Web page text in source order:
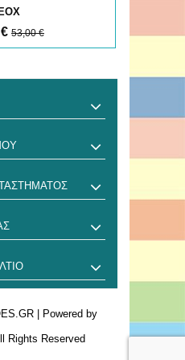
53,00 €
| Powered by
Rights Reserved